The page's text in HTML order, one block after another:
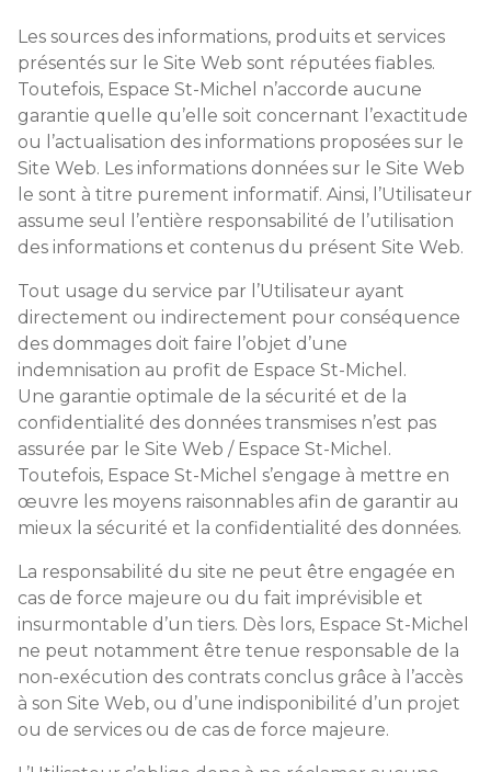
Les sources des informations, produits et services
présentés sur le Site Web sont réputées fiables.
Toutefois, Espace St-Michel n’accorde aucune
garantie quelle qu’elle soit concernant l’exactitude
ou l’actualisation des informations proposées sur le
Site Web. Les informations données sur le Site Web
le sont à titre purement informatif. Ainsi, l’Utilisateur
assume seul l’entière responsabilité de l’utilisation
des informations et contenus du présent Site Web.
Tout usage du service par l’Utilisateur ayant
directement ou indirectement pour conséquence
des dommages doit faire l’objet d’une
indemnisation au profit de Espace St-Michel.
Une garantie optimale de la sécurité et de la
confidentialité des données transmises n’est pas
assurée par le Site Web / Espace St-Michel.
Toutefois, Espace St-Michel s’engage à mettre en
œuvre les moyens raisonnables afin de garantir au
mieux la sécurité et la confidentialité des données.
La responsabilité du site ne peut être engagée en
cas de force majeure ou du fait imprévisible et
insurmontable d’un tiers. Dès lors, Espace St-Michel
ne peut notamment être tenue responsable de la
non-exécution des contrats conclus grâce à l’accès
à son Site Web, ou d’une indisponibilité d’un projet
ou de services ou de cas de force majeure.